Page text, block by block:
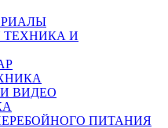
И
ВИДЕО
ПИТАНИЯ